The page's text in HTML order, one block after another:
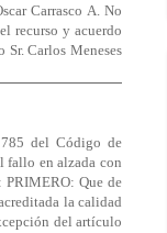
Carrasco A. No
recurso y acuerdo
Carlos Meneses
del Código de
fallo en alzada con
PRIMERO: Que de
la calidad
del artículo